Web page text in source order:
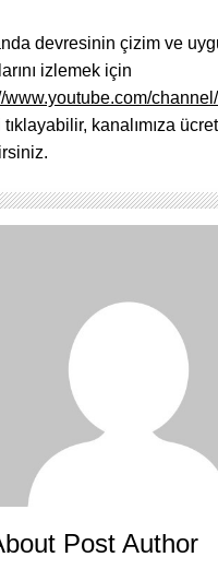
devresinin çizim ve
izlemek için
www.youtube.com/
tıklayabilir, kanalımıza
Post Author